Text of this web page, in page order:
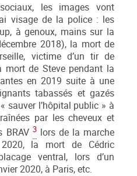
les images vont
visage de la police : les
à genoux, mains sur la
2018), la mort de
victime d’un tir de
mort de Steve pendant la
en 2019 suite à une
tabassés et gazés
sauver l’hôpital public » à
par les cheveux et
BRAV 3lors de la marche
la mort de Cédric
ventral, lors d’un
2020, à Paris, etc.